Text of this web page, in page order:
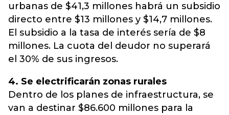
urbanas de $41,3 millones habrá un subsidio
directo entre $13 millones y $14,7 millones.
El subsidio a la tasa de interés sería de $8
millones. La cuota del deudor no superará
el 30% de sus ingresos.
4. Se electrificarán zonas rurales
Dentro de los planes de infraestructura, se
van a destinar $86.600 millones para la